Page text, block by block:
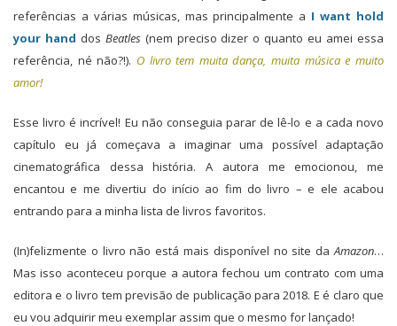
referências a várias músicas, mas principalmente a I want hold
your hand dos Beatles(nem preciso dizer o quanto eu amei essa
referência, né não?!). O livro tem muita dança, muita música e muito
amor!
Esse livro é incrível! Eu não conseguia parar de lê-lo e a cada novo
capítulo eu já começava a imaginar uma possível adaptação
cinematográfica dessa história. A autora me emocionou, me
encantou e me divertiu do início ao fim do livro – e ele acabou
entrando para a minha lista de livros favoritos.
(In)felizmente o livro não está mais disponível no site daAmazon…
Mas isso aconteceu porque a autora fechou um contrato com uma
editora e o livro tem previsão de publicação para 2018. E é claro que
eu vou adquirir meu exemplar assim que o mesmo for lançado!